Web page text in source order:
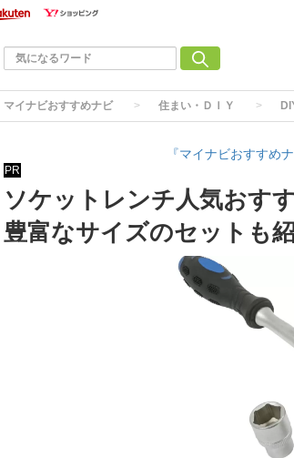
マイナビおすすめナビ 住まい・ＤＩＹ
『マイナビおすすめ
PR
ソケットレンチ人気おす
豊富なサイズのセットも